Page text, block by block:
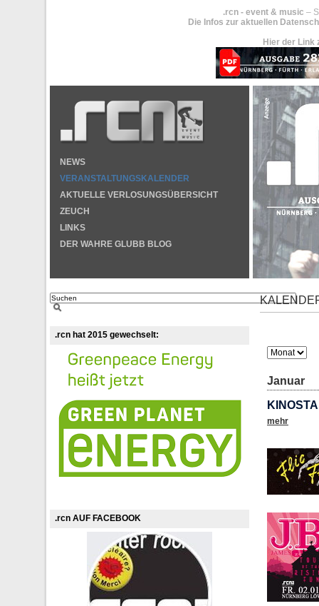
.rcn - event & music –
Die Infos zur aktuellen
Hier der Link
NEWS
VERANSTALTUNGSKALENDER
AKTUELLE VERLOSUNGSÜBERSICHT
ZEUCH
LINKS
DER WAHRE GLUBB BLOG
.rcn hat 2015 gewechselt:
.rcn AUF FACEBOOK
Januar
mehr